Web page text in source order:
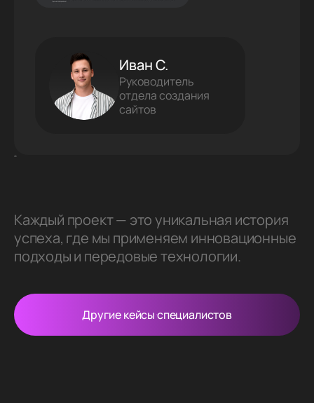
Иван С.
Руководитель
отдела создания
сайтов
Каждый проект — это уникальная история
успеха, где мы применяем инновационные
подходы и передовые технологии.
Другие кейсы специалистов